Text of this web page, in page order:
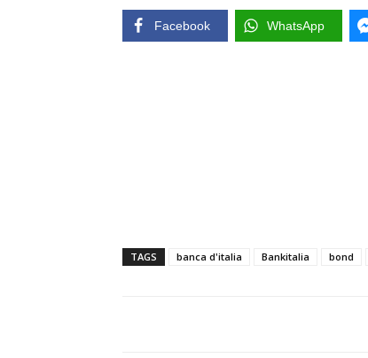
Facebook WhatsApp
TAGS banca d'italia Bankitalia bond